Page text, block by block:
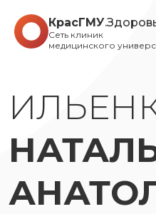
КрасГМУ
Сеть клиник
медицинского